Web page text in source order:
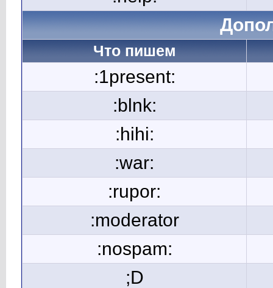
Что пишем
:1present:
:blnk:
:hihi:
:war:
:rupor:
:moderator
:nospam:
;D